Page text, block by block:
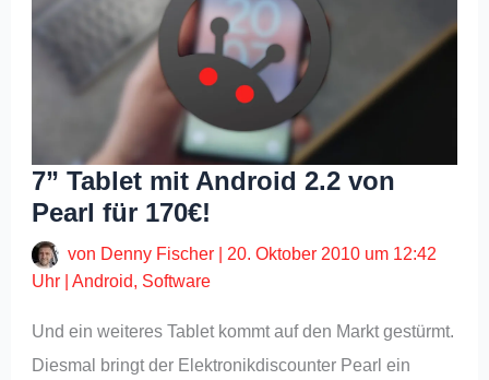
7” Tablet mit Android 2.2 von
Pearl für 170€!
von Denny Fischer
20. Oktober 2010 um 12:42
Uhr |Android, Software
Und ein weiteres Tablet kommt auf den Markt gestürmt.
Diesmal bringt der Elektronikdiscounter Pearl ein